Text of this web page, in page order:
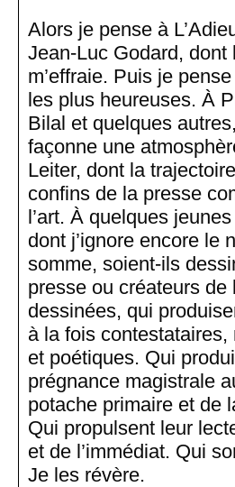
Alors je pense à
Jean-Luc Godard, dont
m’effraie. Puis je
les plus heureuses. À
Bilal et quelques
façonne une
Leiter, dont la
confins de la presse
l’art. À quelques
dont j’ignore encore le
somme, soient-ils
presse ou créateurs de
dessinées, qui
à la fois
et poétiques. Qui
prégnance magistrale
potache primaire et de
Qui propulsent leur
et de l’immédiat. Qui
Je les révère.